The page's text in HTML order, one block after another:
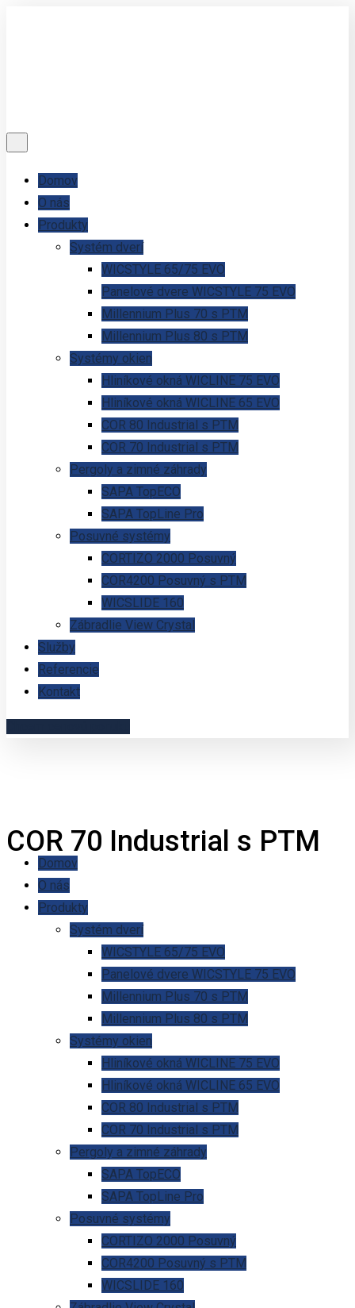
Domov
O nás
Produkty
Systém dverí
WICSTYLE 65/75 EVO
Panelové dvere WICSTYLE 75 EVO
Millennium Plus 70 s PTM
Millennium Plus 80 s PTM
Systémy okien
Hliníkové okná WICLINE 75 EVO
Hliníkové okná WICLINE 65 EVO
COR 80 Industrial s PTM
COR 70 Industrial s PTM
Pergoly a zimné záhrady
SAPA TopECO
SAPA TopLine Pro
Posuvné systémy
CORTIZO 2000 Posuvný
COR4200 Posuvný s PTM
WICSLIDE 160
Zábradlie View Crystal
Služby
Referencie
Kontakt
Domov
O nás
Produkty
Systém dverí
WICSTYLE 65/75 EVO
Panelové dvere WICSTYLE 75 EVO
Millennium Plus 70 s PTM
Millennium Plus 80 s PTM
Systémy okien
Hliníkové okná WICLINE 75 EVO
Hliníkové okná WICLINE 65 EVO
COR 80 Industrial s PTM
COR 70 Industrial s PTM
Pergoly a zimné záhrady
SAPA TopECO
SAPA TopLine Pro
Posuvné systémy
CORTIZO 2000 Posuvný
COR4200 Posuvný s PTM
WICSLIDE 160
COR 70 Industrial s PTM